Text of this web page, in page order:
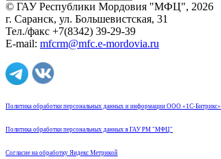
© ГАУ Республики Мордовия "МФЦ", 2026
г. Саранск, ул. Большевистская, 31
Тел./факс +7(8342) 39-29-39
E-mail: mfcrm@mfc.e-mordovia.ru
Политика обработки персональных данных и информации ООО «1С-Битрикс»
Политика обработки персональных данных в ГАУ РМ "МФЦ"
Согласие на обработку Яндекс Метрикой